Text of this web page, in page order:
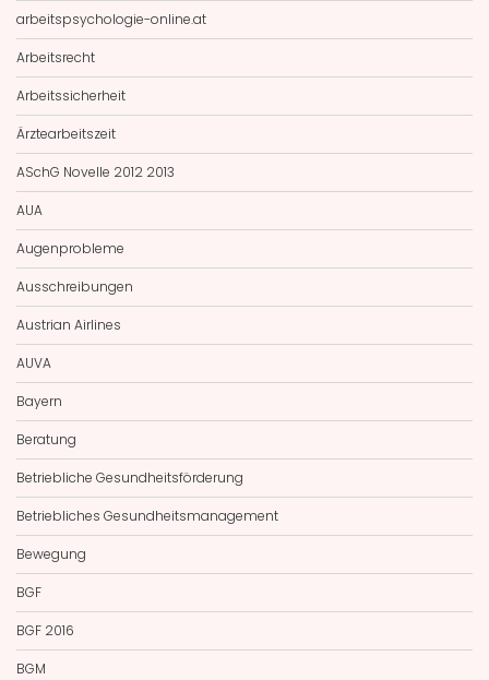
arbeitspsychologie-online.at
Arbeitsrecht
Arbeitssicherheit
Ärztearbeitszeit
ASchG Novelle 2012 2013
AUA
Augenprobleme
Ausschreibungen
Austrian Airlines
AUVA
Bayern
Beratung
Betriebliche Gesundheitsförderung
Betriebliches Gesundheitsmanagement
Bewegung
BGF
BGF 2016
BGM